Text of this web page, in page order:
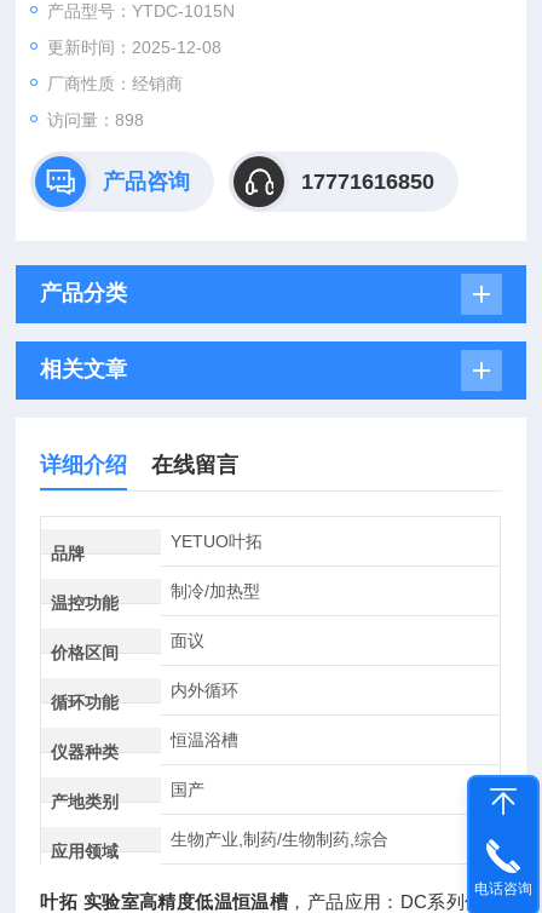
院校、工厂实验室、质检部门理想的恒温槽。
产品型号：YTDC-1015N
更新时间：2025-12-08
厂商性质：经销商
访问量：898
产品咨询 17771616850
产品分类
相关文章
详细介绍 在线留言
品牌
YETUO叶拓
温控功能
制冷/加热型
价格区间
面议
循环功能
内外循环
仪器种类
恒温浴槽
产地类别
国产
应用领域
生物产业,制药/生物制药,综合
叶拓 实验室高精度低温恒温槽 ，产品应用：DC系列低温
电话咨询